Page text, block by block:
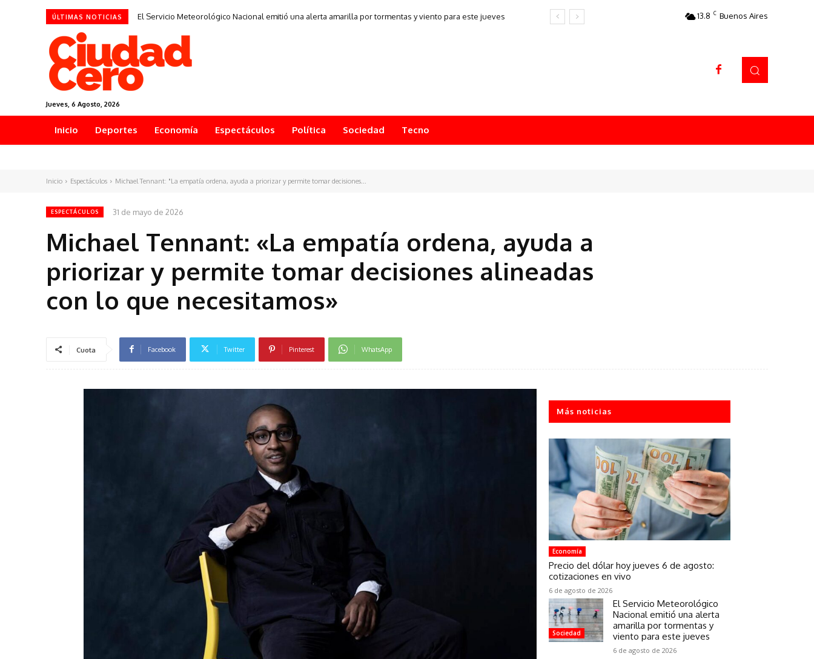
ÚLTIMAS NOTICIAS El Servicio Meteorológico Nacional emitió una alerta amarilla por tormentas y viento para este jueves 13.8 C Buenos Aires
Jueves, 6 Agosto, 2026
Inicio Deportes Economía Espectáculos Política Sociedad Tecno
Inicio Espectáculos Michael Tennant: "La empatía ordena, ayuda a priorizar y permite tomar decisiones...
ESPECTÁCULOS 31 de mayo de 2026
Michael Tennant: «La empatía ordena, ayuda a
priorizar y permite tomar decisiones alineadas
con lo que necesitamos»
Cuota Facebook Twitter Pinterest WhatsApp
Más noticias
Economía
Precio del dólar hoy jueves 6 de agosto:
cotizaciones en vivo
6 de agosto de 2026
Sociedad
El Servicio Meteorológico
Nacional emitió una alerta
amarilla por tormentas y
viento para este jueves
6 de agosto de 2026